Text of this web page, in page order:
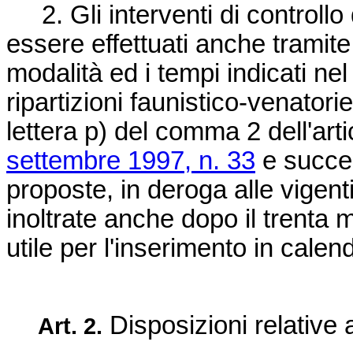
2. Gli interventi di controllo
essere effettuati anche
modalità ed i tempi indicati
ripartizioni faunistico-
lettera p) del comma 2
settembre 1997, n. 33 e
proposte, in deroga alle
inoltrate anche dopo il trenta
utile per l'inserimento in
Art. 2. Disposizioni relative